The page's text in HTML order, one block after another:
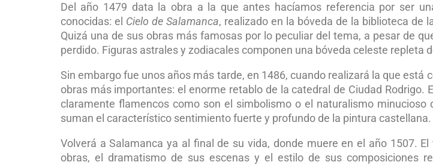
Del año 1479 data la obra a la que antes hacíamos referencia por ser
conocidas: el Cielo de Salamanca, realizado en la bóveda de la biblioteca de
Quizá una de sus obras más famosas por lo peculiar del tema, a pesar de
perdido. Figuras astrales y zodiacales componen una bóveda celeste repleta
Sin embargo fue unos años más tarde, en 1486, cuando realizará la que está
obras más importantes: el enorme retablo de la catedral de Ciudad Rodrigo.
claramente flamencos como son el simbolismo o el naturalismo minucioso
suman el característico sentimiento fuerte y profundo de la pintura castellana.
Volverá a Salamanca ya al final de su vida, donde muere en el año 1507.
obras, el dramatismo de sus escenas y el estilo de sus composiciones